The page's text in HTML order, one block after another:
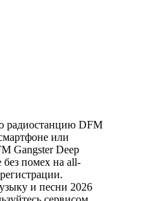
радиостанцию DFM
или
Gangster Deep
без помех на all-
и песни 2026